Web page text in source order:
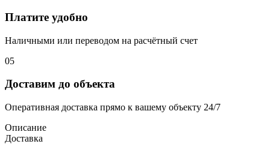
Платите удобно
Наличными или переводом на расчётный счет
05
Доставим до объекта
Оперативная доставка прямо к вашему объекту 24/7
Описание
Доставка